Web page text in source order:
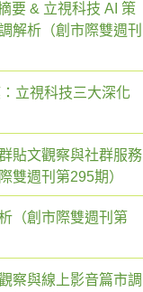
要 & 立視科技 AI 策
解析（創市際雙週刊
立視科技三大深化
貼文觀察與社群服務
雙週刊第295期）
（創市際雙週刊第
察與線上影音篇市調